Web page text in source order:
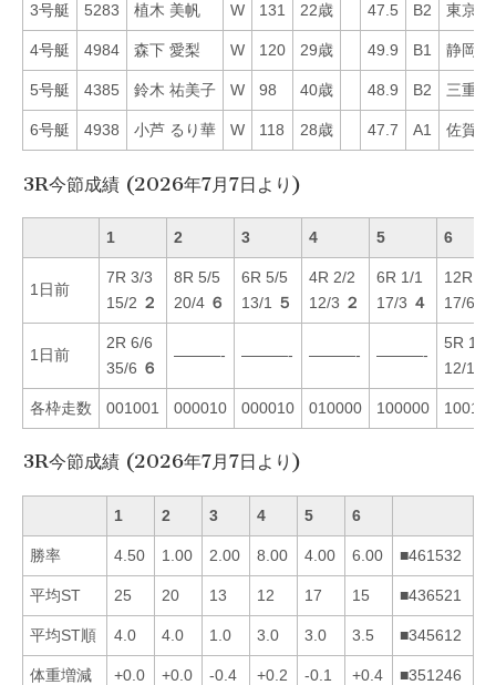
3号艇 5283 植木 美帆 W 131 22歳 47.5 B2 東京
4号艇 4984 森下 愛梨 W 120 29歳 49.9 B1 静岡
5号艇 4385 鈴木 祐美子 W 98 40歳 48.9 B2 三重
6号艇 4938 小芦 るり華 W 118 28歳 47.7 A1 佐賀
3R今節成績 (2026年7月7日より)
1 2 3 4 5 6
1日前
7R 3/3
15/2 ２
8R 5/5
20/4 ６
6R 5/5
13/1
５
4R 2/2
12/3 ２
6R 1/1
17/3 ４
12R 4/
17/6
1日前
2R 6/6
35/6 ６
———- ———- ———- ———-
5R 1/1
12/1
各枠走数 001001 000010 000010 010000 100000 100100
3R今節成績 (2026年7月7日より)
1 2 3 4 5 6
勝率 4.50 1.00 2.00 8.00 4.00 6.00 ■461532
平均ST 25 20 13 12 17 15 ■436521
平均ST順 4.0 4.0 1.0 3.0 3.0 3.5 ■345612
体重増減 +0.0 +0.0 -0.4 +0.2 -0.1 +0.4 ■351246